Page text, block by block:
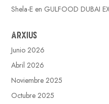
Shela-E en GULFOOD DUBAI
Arxius
Junio 2026
Abril 2026
Noviembre 2025
Octubre 2025